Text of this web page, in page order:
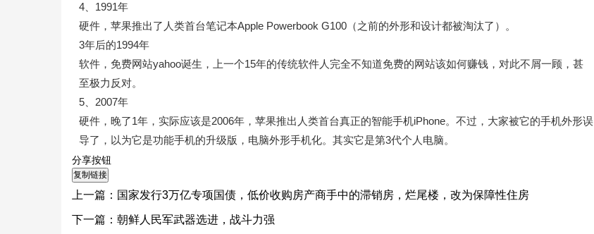
4、1991年
硬件，苹果推出了人类首台笔记本Apple Powerbook G100（之前的外形和设计都被淘汰了）。
3年后的1994年
软件，免费网站yahoo诞生，上一个15年的传统软件人完全不知道免费的网站该如何赚钱，对此不屑一顾，甚
至极力反对。
5、2007年
硬件，晚了1年，实际应该是2006年，苹果推出人类首台真正的智能手机iPhone。不过，大家被它的手机外形误
导了，以为它是功能手机的升级版，电脑外形手机化。其实它是第3代个人电脑。
分享按钮
上一篇： 国家发行3万亿专项国债，低价收购房产商手中的滞销房，烂尾楼，改为保障性住房
下一篇： 朝鲜人民军武器选进，战斗力强